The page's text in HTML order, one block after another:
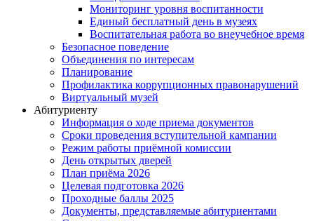
Мониторинг уровня воспитанности
Единый бесплатный день в музеях
Воспитательная работа во внеучебное время
Безопасное поведение
Объединения по интересам
Планирование
Профилактика коррупционных правонарушений
Виртуальный музей
Абитуриенту
Информация о ходе приема документов
Сроки проведения вступительной кампании
Режим работы приёмной комиссии
День открытых дверей
План приёма 2026
Целевая подготовка 2026
Проходные баллы 2025
Документы, представляемые абитуриентами